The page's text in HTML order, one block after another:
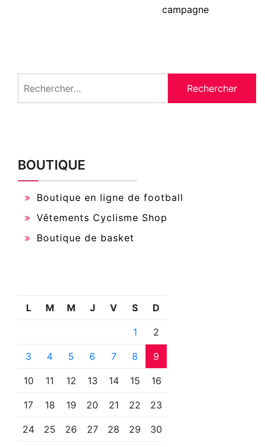
campagne
BOUTIQUE
Boutique en ligne de football
Vêtements Cyclisme Shop
Boutique de basket
L M M J V S D
1 2
3 4 5 6 7 8 9
10 11 12 13 14 15 16
17 18 19 20 21 22 23
24 25 26 27 28 29 30